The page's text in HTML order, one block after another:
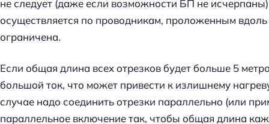
не следует (даже если возможности БП не
осуществляется по проводникам, проложенным
ограничена.
Если общая длина всех отрезков будет больше 5
большой ток, что может привести к излишнему
случае надо соединить отрезки параллельно (или
параллельное включение так, чтобы общая длина
й
т